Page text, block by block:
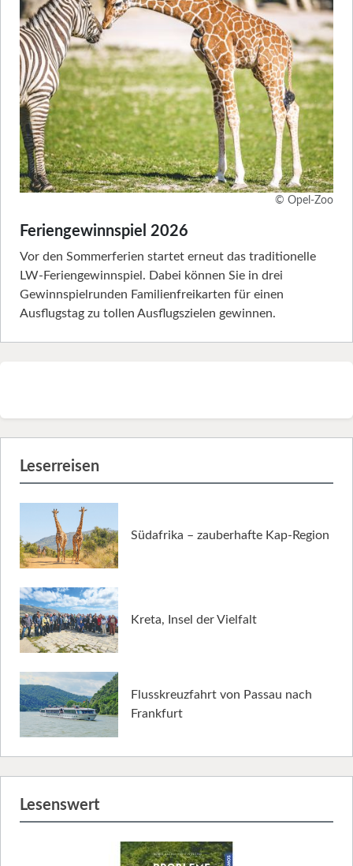
© Opel-Zoo
Feriengewinnspiel 2026
Vor den Sommerferien startet erneut das traditionelle
LW-Feriengewinnspiel. Dabei können Sie in drei
Gewinnspielrunden Familienfreikarten für einen
Ausflugstag zu tollen Ausflugszielen gewinnen.
Leserreisen
Südafrika – zauberhafte Kap-Region
Kreta, Insel der Vielfalt
Flusskreuzfahrt von Passau nach
Frankfurt
Lesenswert